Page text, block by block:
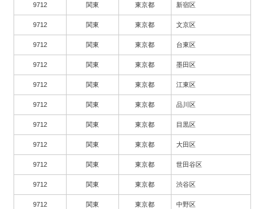
9712 関東 東京都 新宿区
9712 関東 東京都 文京区
9712 関東 東京都 台東区
9712 関東 東京都 墨田区
9712 関東 東京都 江東区
9712 関東 東京都 品川区
9712 関東 東京都 目黒区
9712 関東 東京都 大田区
9712 関東 東京都 世田谷区
9712 関東 東京都 渋谷区
9712 関東 東京都 中野区